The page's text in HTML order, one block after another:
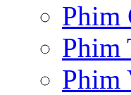
Phim
Phim
Phim